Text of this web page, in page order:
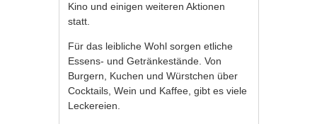
Kino und einigen weiteren Aktionen
statt.
Für das leibliche Wohl sorgen etliche
Essens- und Getränkestände. Von
Burgern, Kuchen und Würstchen über
Cocktails, Wein und Kaffee, gibt es viele
Leckereien.